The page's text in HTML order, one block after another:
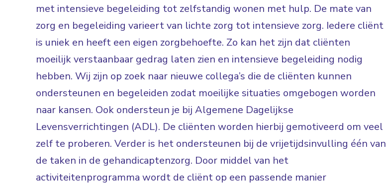
met intensieve begeleiding tot zelfstandig wonen met hulp. De mate van
zorg en begeleiding varieert van lichte zorg tot intensieve zorg. Iedere cliënt
is uniek en heeft een eigen zorgbehoefte. Zo kan het zijn dat cliënten
moeilijk verstaanbaar gedrag laten zien en intensieve begeleiding nodig
hebben. Wij zijn op zoek naar nieuwe collega’s die de cliënten kunnen
ondersteunen en begeleiden zodat moeilijke situaties omgebogen worden
naar kansen. Ook ondersteun je bij Algemene Dagelijkse
Levensverrichtingen (ADL). De cliënten worden hierbij gemotiveerd om veel
zelf te proberen. Verder is het ondersteunen bij de vrijetijdsinvulling één van
de taken in de gehandicaptenzorg. Door middel van het
activiteitenprogramma wordt de cliënt op een passende manier